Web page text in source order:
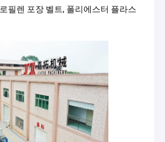
필렌 포장 벨트, 폴리에스터 플라스